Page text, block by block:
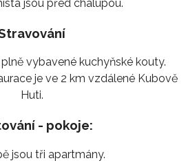
jsou před chalupou.
vybavené kuchyňské kouty.
je ve 2 km vzdálené Kubově
Huti.
- pokoje:
jsou tři apartmány.